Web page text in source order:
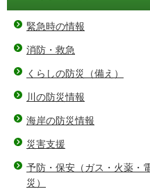
緊急時の情報
消防・救急
くらしの防災（備え）
川の防災情報
海岸の防災情報
災害支援
予防・保安（ガス・火薬・
災）